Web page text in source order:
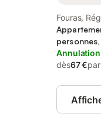
Fouras,
sur l’océan
dès67 €